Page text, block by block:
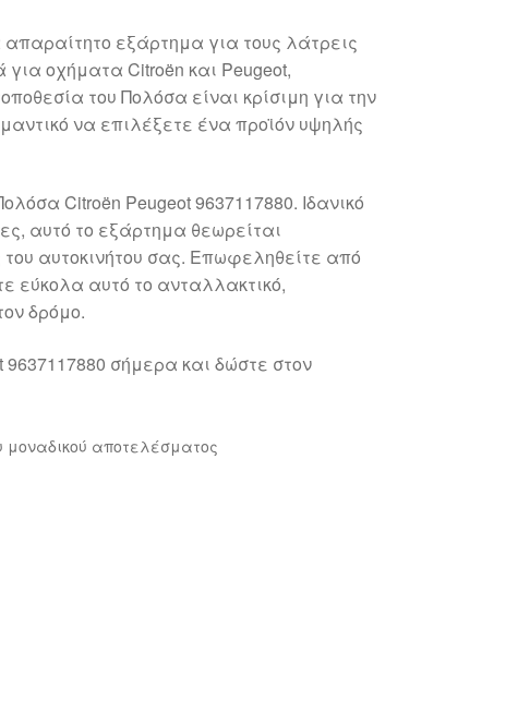
εξάρτημα για τους λάτρεις
για οχήματα Citroën και Peugeot,
του Πολόσα είναι κρίσιμη για την
να επιλέξετε ένα προϊόν υψηλής
Citroën Peugeot 9637117880. Ιδανικό
αυτό το εξάρτημα θεωρείται
αυτοκινήτου σας. Επωφεληθείτε από
εύκολα αυτό το ανταλλακτικό,
δρόμο.
σήμερα και δώστε στον
μοναδικού αποτελέσματος